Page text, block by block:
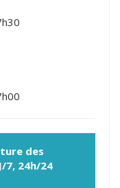
des
7, 24h/24